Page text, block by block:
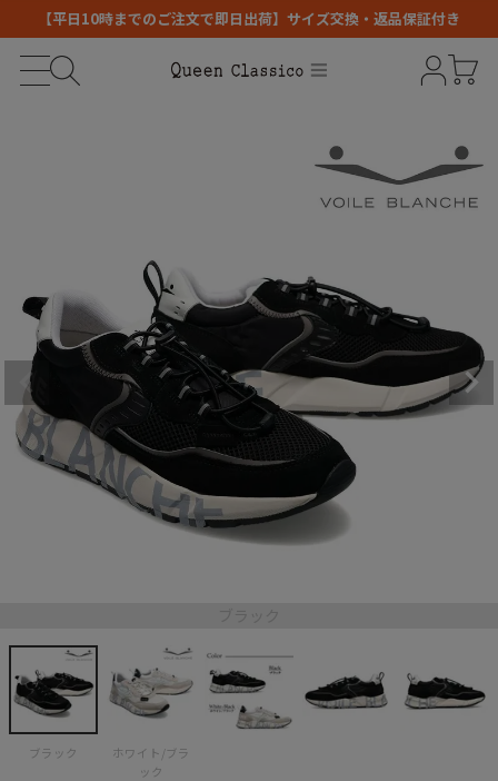
【平日10時までのご注文で即日出荷】サイズ交換・返品保証付き
ブラック
ホワイト/ブラ
ック